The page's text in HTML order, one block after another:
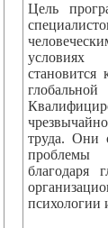
Цель
труда. Они
проблемы
благодаря
психологии